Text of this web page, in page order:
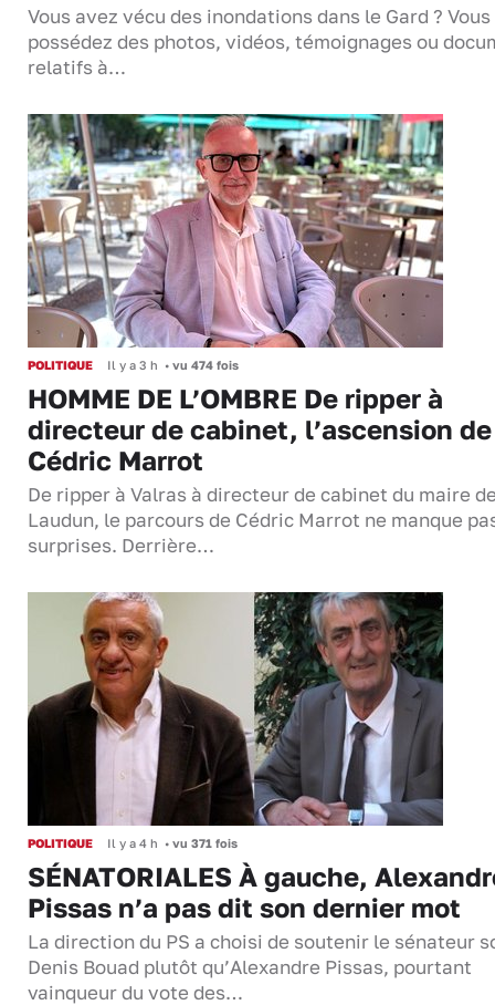
Vous avez vécu des inondations dans le Gard ? Vous
possédez des photos, vidéos, témoignages ou
relatifs à…
POLITIQUE Il y a 3 h • vu 474 fois
HOMME DE L’OMBRE De ripper à
directeur de cabinet, l’ascension de
Cédric Marrot
De ripper à Valras à directeur de cabinet du maire
Laudun, le parcours de Cédric Marrot ne manque
surprises. Derrière…
POLITIQUE Il y a 4 h • vu 371 fois
SÉNATORIALES À gauche,
Pissas n’a pas dit son dernier mot
La direction du PS a choisi de soutenir le sénateur
Denis Bouad plutôt qu’Alexandre Pissas, pourtant
vainqueur du vote des…